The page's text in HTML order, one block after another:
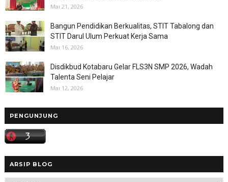
Mai 21, 2026
Bangun Pendidikan Berkualitas, STIT Tabalong dan
STIT Darul Ulum Perkuat Kerja Sama
Mai 16, 2026
Disdikbud Kotabaru Gelar FLS3N SMP 2026, Wadah
Talenta Seni Pelajar
Mai 12, 2026
PENGUNJUNG
ARSIP BLOG